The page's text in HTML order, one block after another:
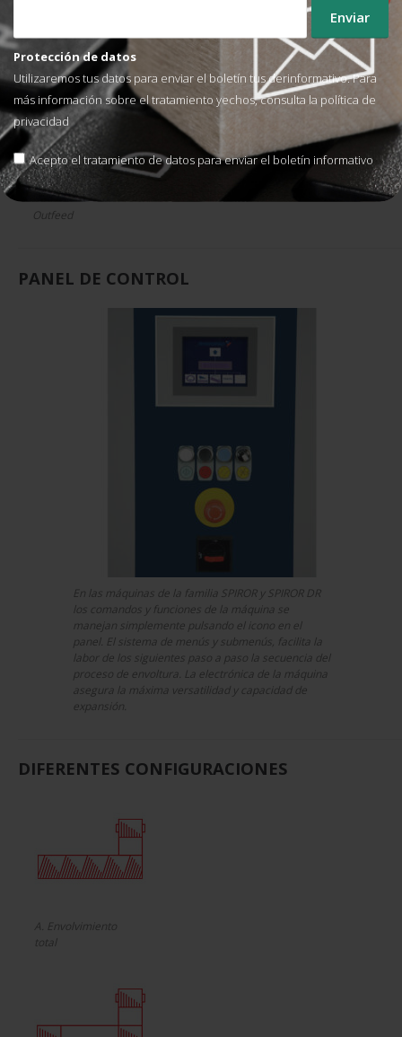
Protección de datos
Utilizaremos tus datos para enviar el boletín tus derinformativo. Para
más información sobre el tratamiento yechos, consulta la política de
privacidad
Acepto el tratamiento de datos para enviar el boletín informativo
Outfeed
PANEL DE CONTROL
En las máquinas de la familia SPIROR y SPIROR DR
los comandos y funciones de la máquina se
manejan simplemente pulsando el icono en el
panel. El sistema de menús y submenús, facilita la
labor de los siguientes paso a paso la secuencia del
proceso de envoltura. La electrónica de la máquina
asegura la máxima versatilidad y capacidad de
expansión.
DIFERENTES CONFIGURACIONES
A. Envolvimiento
total